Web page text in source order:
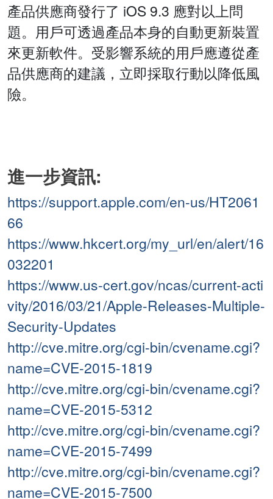
產品供應商發行了 iOS 9.3 應對以上問
題。用戶可透過產品本身的自動更新裝置
來更新軟件。受影響系統的用戶應遵從產
品供應商的建議，立即採取行動以降低風
險。
進一步資訊:
https://support.apple.com/en-us/HT2061
66
https://www.hkcert.org/my_url/en/alert/16
032201
https://www.us-cert.gov/ncas/current-acti
vity/2016/03/21/Apple-Releases-Multiple-
Security-Updates
http://cve.mitre.org/cgi-bin/cvename.cgi?
name=CVE-2015-1819
http://cve.mitre.org/cgi-bin/cvename.cgi?
name=CVE-2015-5312
http://cve.mitre.org/cgi-bin/cvename.cgi?
name=CVE-2015-7499
http://cve.mitre.org/cgi-bin/cvename.cgi?
name=CVE-2015-7500